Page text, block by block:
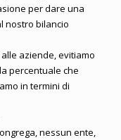
per dare una
nostro bilancio
aziende, evitiamo
percentuale che
in termini di
nessun ente,